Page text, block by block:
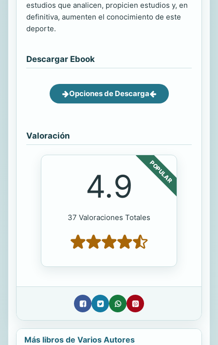
estudios que analicen, propicien estudios y, en
definitiva, aumenten el conocimiento de este
deporte.
Descargar Ebook
Opciones de Descarga
Valoración
POPULAR
4.9
37 Valoraciones Totales
Más libros de Varios Autores